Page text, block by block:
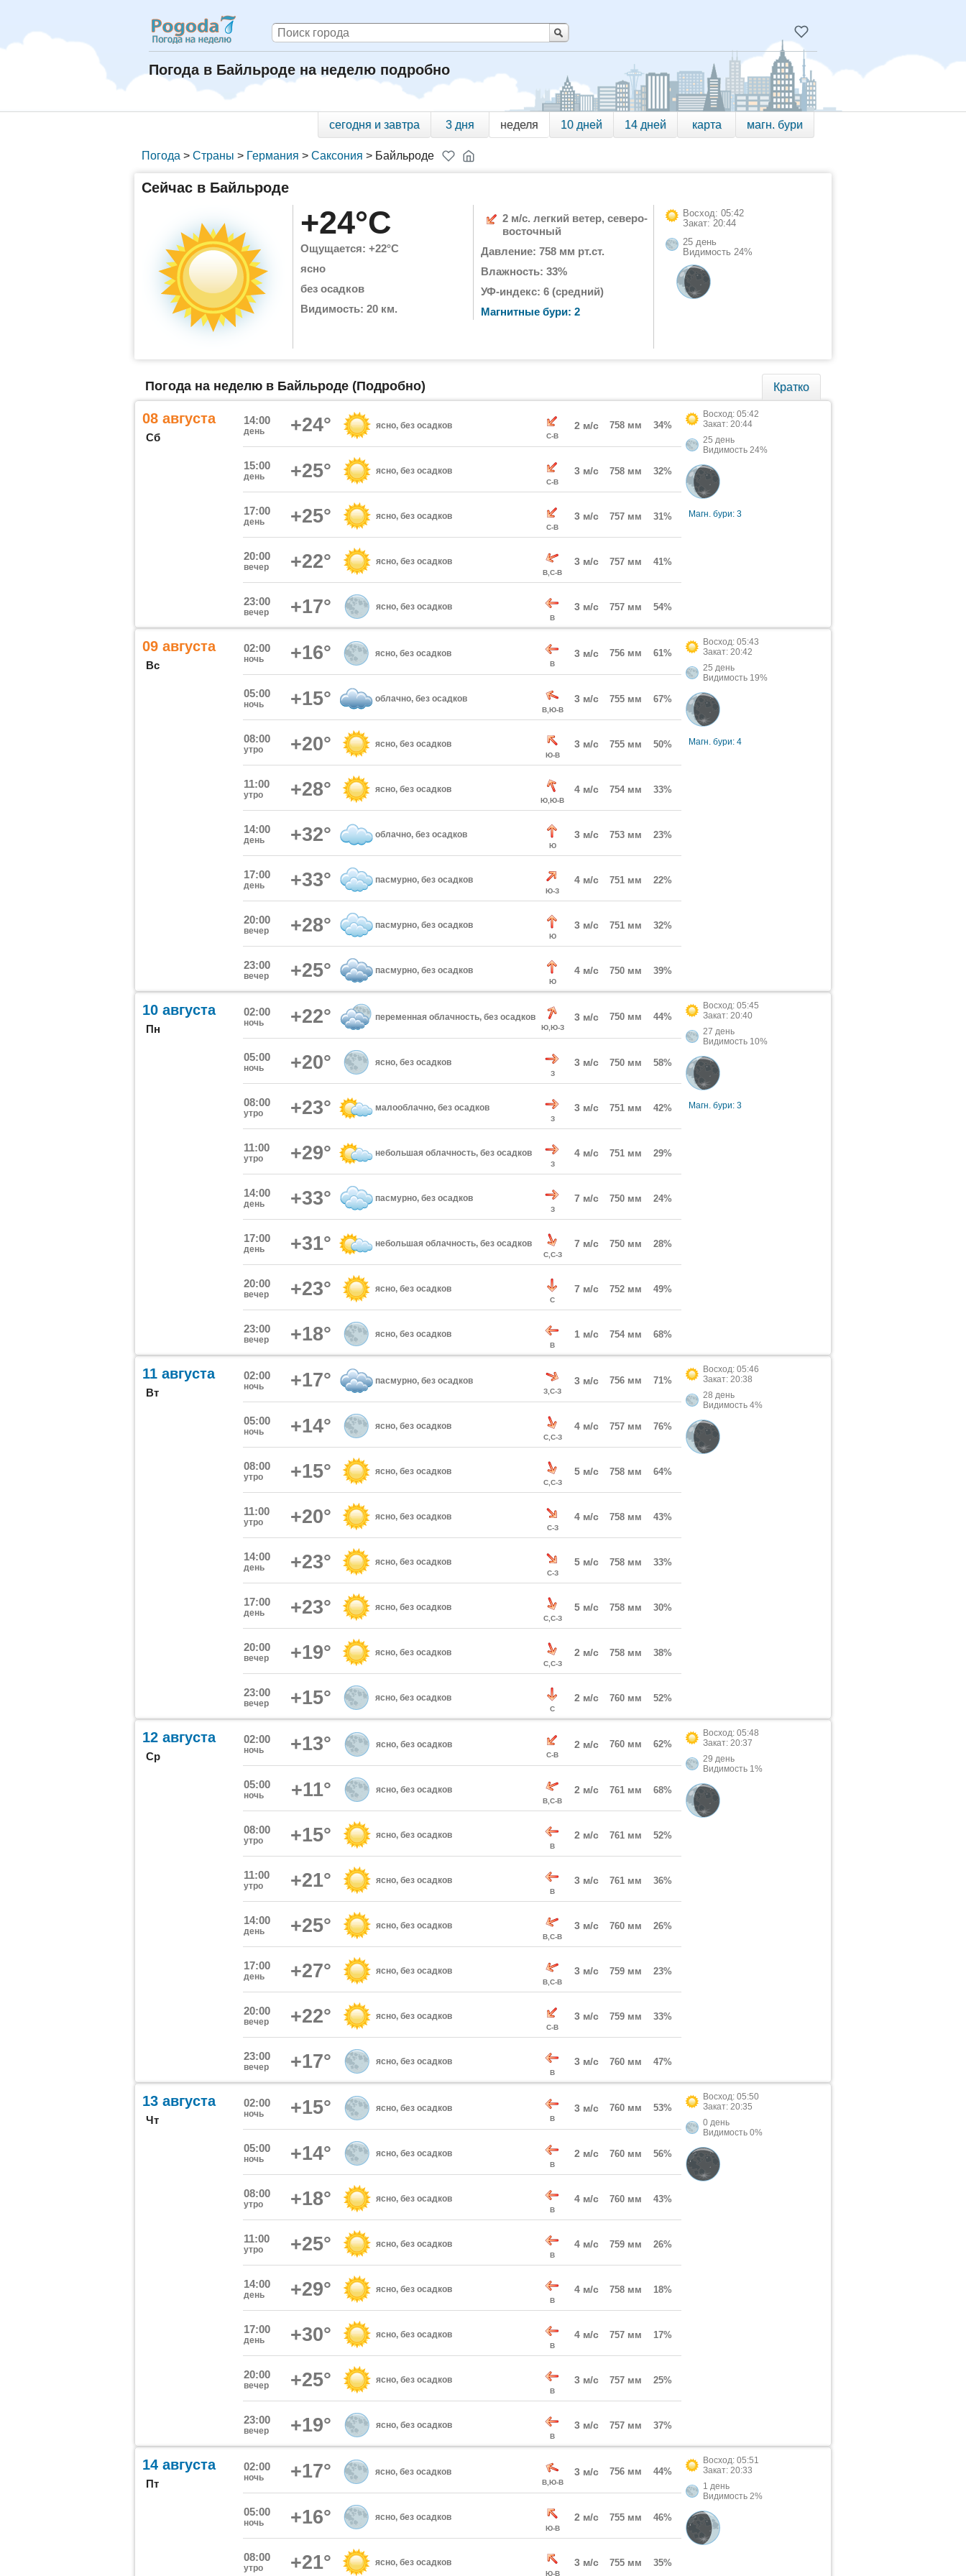
Погода в Байльроде на неделю подробно
сегодня и завтра 3 дня неделя 10 дней 14 дней карта магн. бури
Погода > Страны > Германия > Саксония > Байльроде
Сейчас в Байльроде
+24°C
Ощущается: +22°C
ясно
без осадков
Видимость: 20 км.
2 м/с. легкий ветер, северо-
восточный
Давление: 758 мм рт.ст.
Влажность: 33%
УФ-индекс: 6 (средний)
Магнитные бури: 2
Восход: 05:42
Закат: 20:44
25 день
Видимость 24%
Погода на неделю в Байльроде (Подробно) Кратко
08 августа
Сб
14:00
день +24° ясно, без осадков
С-В
2 м/с 758 мм 34%
15:00
день +25° ясно, без осадков
С-В
3 м/с 758 мм 32%
17:00
день +25° ясно, без осадков
С-В
3 м/с 757 мм 31%
20:00
вечер +22° ясно, без осадков
В,С-В
3 м/с 757 мм 41%
23:00
вечер +17° ясно, без осадков
В
3 м/с 757 мм 54%
Восход: 05:42
Закат: 20:44
25 день
Видимость 24%
Магн. бури: 3
09 августа
Вс
02:00
ночь +16° ясно, без осадков
В
3 м/с 756 мм 61%
05:00
ночь +15° облачно, без осадков
В,Ю-В
3 м/с 755 мм 67%
08:00
утро +20° ясно, без осадков
Ю-В
3 м/с 755 мм 50%
11:00
утро +28° ясно, без осадков
Ю,Ю-В
4 м/с 754 мм 33%
14:00
день +32° облачно, без осадков
Ю
3 м/с 753 мм 23%
17:00
день +33° пасмурно, без осадков
Ю-З
4 м/с 751 мм 22%
20:00
вечер +28° пасмурно, без осадков
Ю
3 м/с 751 мм 32%
23:00
вечер +25° пасмурно, без осадков
Ю
4 м/с 750 мм 39%
Восход: 05:43
Закат: 20:42
25 день
Видимость 19%
Магн. бури: 4
10 августа
Пн
02:00
ночь +22° переменная облачность, без осадков
Ю,Ю-З
3 м/с 750 мм 44%
05:00
ночь +20° ясно, без осадков
З
3 м/с 750 мм 58%
08:00
утро +23° малооблачно, без осадков
З
3 м/с 751 мм 42%
11:00
утро +29° небольшая облачность, без осадков
З
4 м/с 751 мм 29%
14:00
день +33° пасмурно, без осадков
З
7 м/с 750 мм 24%
17:00
день +31° небольшая облачность, без осадков
С,С-З
7 м/с 750 мм 28%
20:00
вечер +23° ясно, без осадков
С
7 м/с 752 мм 49%
23:00
вечер +18° ясно, без осадков
В
1 м/с 754 мм 68%
Восход: 05:45
Закат: 20:40
27 день
Видимость 10%
Магн. бури: 3
11 августа
Вт
02:00
ночь +17° пасмурно, без осадков
З,С-З
3 м/с 756 мм 71%
05:00
ночь +14° ясно, без осадков
С,С-З
4 м/с 757 мм 76%
08:00
утро +15° ясно, без осадков
С,С-З
5 м/с 758 мм 64%
11:00
утро +20° ясно, без осадков
С-З
4 м/с 758 мм 43%
14:00
день +23° ясно, без осадков
С-З
5 м/с 758 мм 33%
17:00
день +23° ясно, без осадков
С,С-З
5 м/с 758 мм 30%
20:00
вечер +19° ясно, без осадков
С,С-З
2 м/с 758 мм 38%
23:00
вечер +15° ясно, без осадков
С
2 м/с 760 мм 52%
Восход: 05:46
Закат: 20:38
28 день
Видимость 4%
12 августа
Ср
02:00
ночь +13° ясно, без осадков
С-В
2 м/с 760 мм 62%
05:00
ночь +11° ясно, без осадков
В,С-В
2 м/с 761 мм 68%
08:00
утро +15° ясно, без осадков
В
2 м/с 761 мм 52%
11:00
утро +21° ясно, без осадков
В
3 м/с 761 мм 36%
14:00
день +25° ясно, без осадков
В,С-В
3 м/с 760 мм 26%
17:00
день +27° ясно, без осадков
В,С-В
3 м/с 759 мм 23%
20:00
вечер +22° ясно, без осадков
С-В
3 м/с 759 мм 33%
23:00
вечер +17° ясно, без осадков
В
3 м/с 760 мм 47%
Восход: 05:48
Закат: 20:37
29 день
Видимость 1%
13 августа
Чт
02:00
ночь +15° ясно, без осадков
В
3 м/с 760 мм 53%
05:00
ночь +14° ясно, без осадков
В
2 м/с 760 мм 56%
08:00
утро +18° ясно, без осадков
В
4 м/с 760 мм 43%
11:00
утро +25° ясно, без осадков
В
4 м/с 759 мм 26%
14:00
день +29° ясно, без осадков
В
4 м/с 758 мм 18%
17:00
день +30° ясно, без осадков
В
4 м/с 757 мм 17%
20:00
вечер +25° ясно, без осадков
В
3 м/с 757 мм 25%
23:00
вечер +19° ясно, без осадков
В
3 м/с 757 мм 37%
Восход: 05:50
Закат: 20:35
0 день
Видимость 0%
14 августа
Пт
02:00
ночь +17° ясно, без осадков
В,Ю-В
3 м/с 756 мм 44%
05:00
ночь +16° ясно, без осадков
Ю-В
2 м/с 755 мм 46%
08:00
утро +21° ясно, без осадков
Ю-В
3 м/с 755 мм 35%
Восход: 05:51
Закат: 20:33
1 день
Видимость 2%